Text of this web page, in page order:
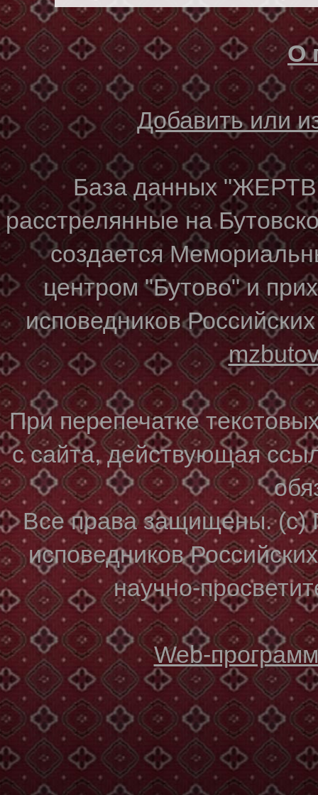
О
Добавить или
База данных
расстрелянные на
создается
центром "Бутово" и
исповедников
При перепечатке
с сайта, действующая
Все права защищены. (с)
исповедников
научно-
Web-